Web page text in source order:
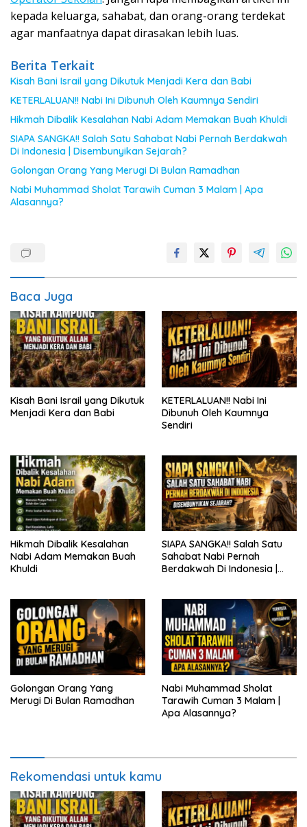
kepada keluarga, sahabat, dan orang-orang terdekat
agar manfaatnya dapat dirasakan lebih luas.
Berita Terkait
Kisah Bani Israil yang Dikutuk Menjadi Kera dan Babi
KETERLALUAN!! Nabi Ini Dibunuh Oleh Kaumnya Sendiri
Hikmah Dibalik Kesalahan Nabi Adam Memakan Buah Khuldi
SIAPA SANGKA!! Salah Satu Sahabat Nabi Pernah Berdakwah
Di Indonesia | Disembunyikan Sejarah?
Golongan Orang Yang Merugi Di Bulan Ramadhan
Nabi Muhammad Sholat Tarawih Cuman 3 Malam | Apa
Alasannya?
Baca Juga
Kisah Bani Israil yang Dikutuk
Menjadi Kera dan Babi
KETERLALUAN!! Nabi Ini
Dibunuh Oleh Kaumnya
Sendiri
Hikmah Dibalik Kesalahan
Nabi Adam Memakan Buah
Khuldi
SIAPA SANGKA!! Salah Satu
Sahabat Nabi Pernah
Berdakwah Di Indonesia |
Golongan Orang Yang
Merugi Di Bulan Ramadhan
Nabi Muhammad Sholat
Tarawih Cuman 3 Malam |
Apa Alasannya?
Rekomendasi untuk kamu